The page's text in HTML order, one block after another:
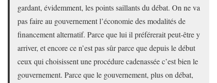
gardant, évidemment, les points saillants du débat. On ne va
pas faire au gouvernement l’économie des modalités de
financement alternatif. Parce que lui il préférerait peut-être y
arriver, et encore ce n’est pas sûr parce que depuis le début
ceux qui choisissent une procédure cadenassée c’est bien le
gouvernement. Parce que le gouvernement, plus on débat,